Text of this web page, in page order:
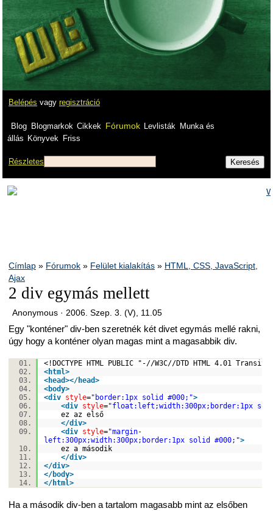
Belépés vagy regisztráció
Blog Blogmarkok Cikkek Fórumok Levlisták
Munka és
állás Könyvek Friss
Részletes
Címlap » Fórumok » Felület kialakítás » HTML, CSS, JavaScript,
Ajax
2 div egymás mellett
Anonymous · 2006. Szep. 3. (V), 11.05
Egy "konténer" div-ben szeretnék két divet egymás mellé rakni,
úgy hogy a konténer olyan magas mint a magasabbik div.
<!DOCTYPE HTML PUBLIC "-//W3C//DTD HTML 4.01
<html>
<head></head>
<body>
<div style="border:1px solid #000;">
<div style="float:left;width:300px;border:1px
ez az első
</div>
<div style="margin-
left:300px;width:300px;border:1px solid #000;">
ez a második
</div>
</div>
</body>
</html>
Ha a második div-ben a tartalom magasabb mint az elsőben